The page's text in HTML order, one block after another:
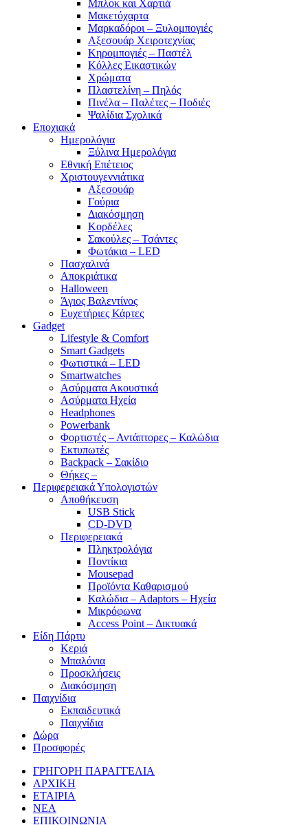
Μπλοκ και Χαρτιά
Μακετόχαρτα
Μαρκαδόροι – Ξυλομπογιές
Αξεσουάρ Χειροτεχνίας
Κηρομπογιές – Παστέλ
Κόλλες Εικαστικών
Χρώματα
Πλαστελίνη – Πηλός
Πινέλα – Παλέτες – Ποδιές
Ψαλίδια Σχολικά
Εποχιακά
Ημερολόγια
Ξύλινα Ημερολόγια
Εθνική Επέτειος
Χριστουγεννιάτικα
Αξεσουάρ
Γούρια
Διακόσμηση
Κορδέλες
Σακούλες – Τσάντες
Φωτάκια – LED
Πασχαλινά
Αποκριάτικα
Halloween
Άγιος Βαλεντίνος
Ευχετήριες Κάρτες
Gadget
Lifestyle & Comfort
Smart Gadgets
Φωτιστικά – LED
Smartwatches
Ασύρματα Ακουστικά
Ασύρματα Ηχεία
Headphones
Powerbank
Φορτιστές – Αντάπτορες – Καλώδια
Εκτυπωτές
Backpack – Σακίδιο
Θήκες –
Περιφερειακά Υπολογιστών
Αποθήκευση
USB Stick
CD-DVD
Περιφερειακά
Πληκτρολόγια
Ποντίκια
Mousepad
Προϊόντα Καθαρισμού
Καλώδια – Adaptors – Ηχεία
Μικρόφωνα
Access Point – Δικτυακά
Είδη Πάρτυ
Κεριά
Μπαλόνια
Προσκλήσεις
Διακόσμηση
Παιχνίδια
Εκπαιδευτικά
Παιχνίδια
Δώρα
Προσφορές
ΓΡΗΓΟΡΗ ΠΑΡΑΓΓΕΛΙΑ
ΑΡΧΙΚΗ
ΕΤΑΙΡΙΑ
ΝΕΑ
ΕΠΙΚΟΙΝΩΝΙΑ